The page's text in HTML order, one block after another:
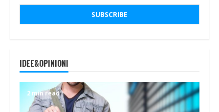
IDEE&OPINIONI
2 min read